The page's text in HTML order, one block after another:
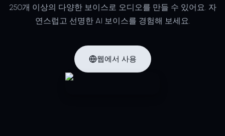
250개 이상의 다양한 보이스로 오디오를 만들 수 있어요. 자
연스럽고 선명한 AI 보이스를 경험해 보세요.
웹에서 사용